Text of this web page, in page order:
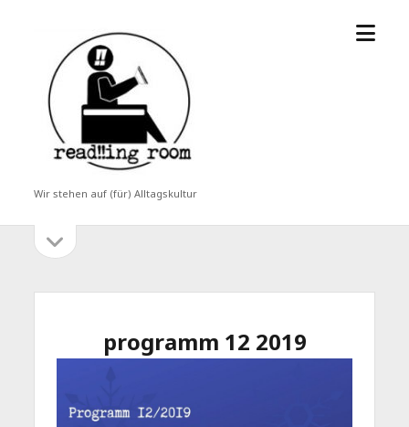
read!!ing
room
Wir stehen auf (für) Alltagskultur
Menü
Seitenleiste
öffnen
programm 12 2019